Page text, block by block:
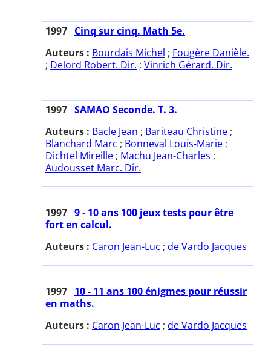
1997 Cinq sur cinq. Math 5e.
Auteurs : Bourdais Michel ; Fougère Danièle.
; Delord Robert. Dir. ; Vinrich Gérard. Dir.
1997 SAMAO Seconde. T. 3.
Auteurs : Bacle Jean ; Bariteau Christine ;
Blanchard Marc ; Bonneval Louis-Marie ;
Dichtel Mireille ; Machu Jean-Charles ;
Audousset Marc. Dir.
1997 9 - 10 ans 100 jeux tests pour être
fort en calcul.
Auteurs : Caron Jean-Luc ; de Vardo Jacques
1997 10 - 11 ans 100 énigmes pour réussir
en maths.
Auteurs : Caron Jean-Luc ; de Vardo Jacques